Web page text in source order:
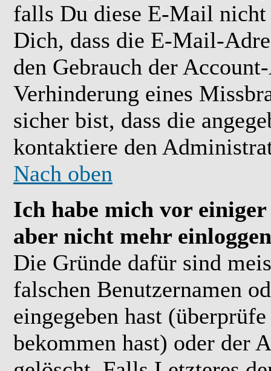
falls Du diese E-Mail nicht
Dich, dass die E-Mail-
den Gebrauch der
Verhinderung eines
sicher bist, dass die
kontaktiere den
Nach oben
Ich habe mich vor
aber nicht mehr
Die Gründe dafür sind
falschen Benutzernamen
eingegeben hast
bekommen hast) oder der